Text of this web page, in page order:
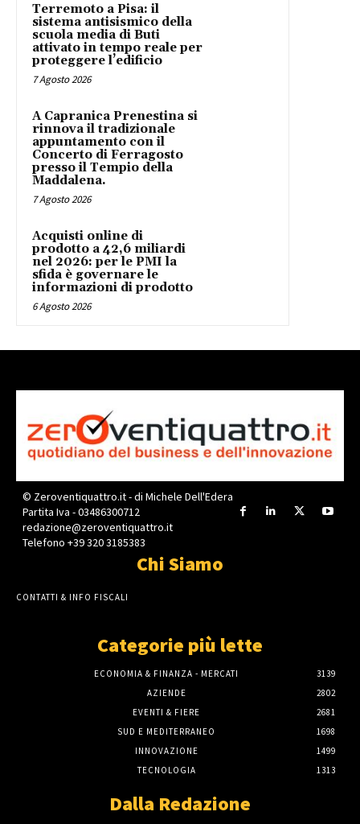
Terremoto a Pisa: il
sistema antisismico della
scuola media di Buti
attivato in tempo reale per
proteggere l’edificio
7 Agosto 2026
A Capranica Prenestina si
rinnova il tradizionale
appuntamento con il
Concerto di Ferragosto
presso il Tempio della
Maddalena.
7 Agosto 2026
Acquisti online di
prodotto a 42,6 miliardi
nel 2026: per le PMI la
sfida è governare le
informazioni di prodotto
6 Agosto 2026
© Zeroventiquattro.it - di Michele Dell'Edera
Partita Iva - 03486300712
redazione@zeroventiquattro.it
Telefono +39 320 3185383
Chi Siamo
CONTATTI & INFO FISCALI
Categorie più lette
ECONOMIA & FINANZA - MERCATI
3139
AZIENDE
2802
EVENTI & FIERE
2681
SUD E MEDITERRANEO
1698
INNOVAZIONE
1499
TECNOLOGIA
1313
Dalla Redazione